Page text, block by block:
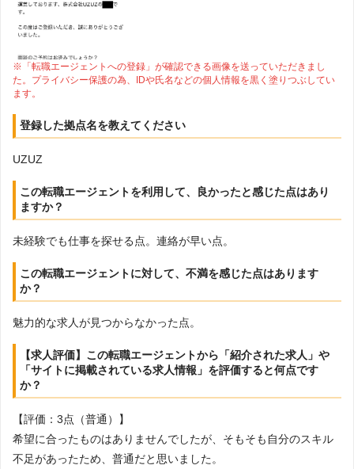
※「転職エージェントへの登録」が確認できる画像を送っていただきまし
た。プライバシー保護の為、IDや氏名などの個人情報を黒く塗りつぶしてい
ます。
登録した拠点名を教えてください
UZUZ
この転職エージェントを利用して、良かったと感じた点はあり
ますか？
未経験でも仕事を探せる点。連絡が早い点。
この転職エージェントに対して、不満を感じた点はあります
か？
魅力的な求人が見つからなかった点。
【求人評価】この転職エージェントから「紹介された求人」や
「サイトに掲載されている求人情報」を評価すると何点です
か？
【評価：3点（普通）】
希望に合ったものはありませんでしたが、そもそも自分のスキル
不足があったため、普通だと思いました。